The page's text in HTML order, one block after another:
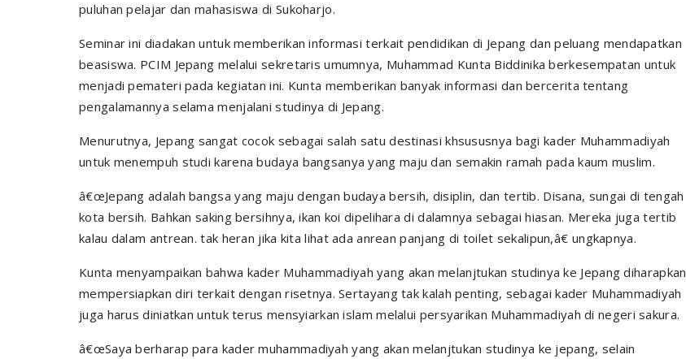
puluhan pelajar dan mahasiswa di Sukoharjo.
Seminar ini diadakan untuk memberikan informasi terkait pendidikan di Jepang dan peluang mendapatkan
beasiswa. PCIM Jepang melalui sekretaris umumnya, Muhammad Kunta Biddinika berkesempatan untuk
menjadi pemateri pada kegiatan ini. Kunta memberikan banyak informasi dan bercerita tentang
pengalamannya selama menjalani studinya di Jepang.
Menurutnya, Jepang sangat cocok sebagai salah satu destinasi khsususnya bagi kader Muhammadiyah
untuk menempuh studi karena budaya bangsanya yang maju dan semakin ramah pada kaum muslim.
â€œJepang adalah bangsa yang maju dengan budaya bersih, disiplin, dan tertib. Disana, sungai di tengah
kota bersih. Bahkan saking bersihnya, ikan koi dipelihara di dalamnya sebagai hiasan. Mereka juga tertib
kalau dalam antrean. tak heran jika kita lihat ada anrean panjang di toilet sekalipun,â€ ungkapnya.
Kunta menyampaikan bahwa kader Muhammadiyah yang akan melanjtukan studinya ke Jepang diharapkan
mempersiapkan diri terkait dengan risetnya. Sertayang tak kalah penting, sebagai kader Muhammadiyah
juga harus diniatkan untuk terus mensyiarkan islam melalui persyarikan Muhammadiyah di negeri sakura.
â€œSaya berharap para kader muhammadiyah yang akan melanjtukan studinya ke jepang, selain